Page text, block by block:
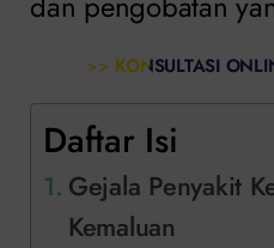
>> KONSULTASI
Daftar Isi
Gejala Penyakit
Kemaluan